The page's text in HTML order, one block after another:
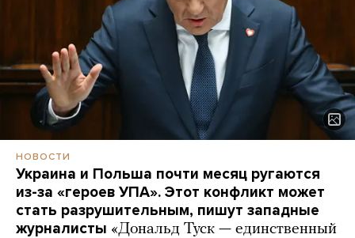
НОВОСТИ
Украина и Польша почти месяц ругаются
из-за «героев УПА». Этот конфликт может
стать разрушительным, пишут западные
журналисты «Дональд Туск — единственный